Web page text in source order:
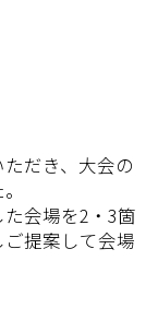
だき、大会の
会場を2・3箇
提案して会場